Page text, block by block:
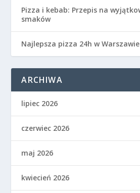
Pizza i kebab: Przepis na
smaków
Najlepsza pizza 24h w
ARCHIWA
lipiec 2026
czerwiec 2026
maj 2026
kwiecień 2026